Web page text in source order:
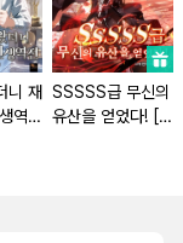
니 재
역전
SSSSS급 무신의
유산을 얻었다! [단